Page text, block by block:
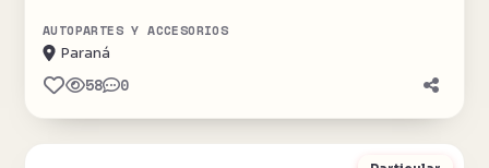
AUTOPARTES Y ACCESORIOS
Paraná
58 0